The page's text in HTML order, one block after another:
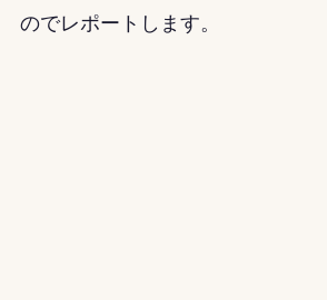
のでレポートします。